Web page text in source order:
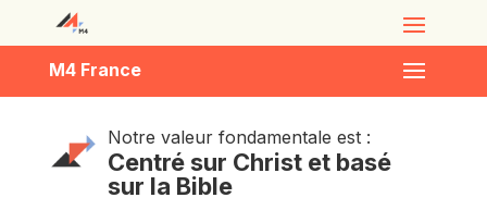
M4 France
Notre valeur fondamentale est :
Centré sur Christ et basé
sur la Bible